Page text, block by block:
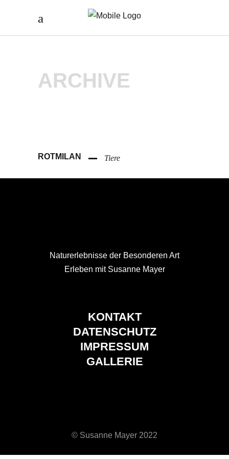
ARCHIVE
ROTMILAN Tiere
Naturerlebnisse der Besonderen Art
Erleben mit Susanne Mayer
KONTAKT
DATENSCHUTZ
IMPRESSUM
GALLERIE
© Susanne Mayer 2022